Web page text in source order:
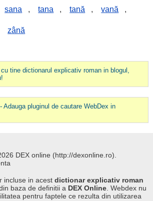
sana , tana , tană , vană ,
zână
tine dictionarul explicativ roman in blogul,
- Adauga pluginul de cautare WebDex in
DEX online (http://dexonline.ro).
incluse in acestdictionar explicativ roman
baza de definitii a DEX Online . Webdex nu
pentru faptele ce rezulta din utilizarea